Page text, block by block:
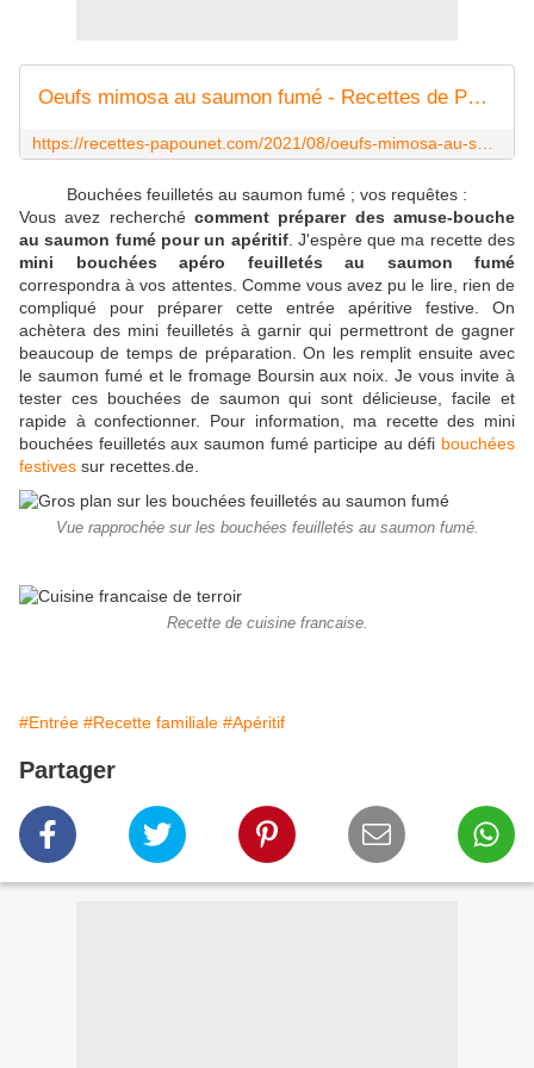
Oeufs mimosa au saumon fumé - Recettes de Papounet
Bouchées feuilletés au saumon fumé ; vos requêtes :
Vous avez recherché comment préparer des amuse-bouche
au saumon fumé pour un apéritif. J'espère que ma recette des
mini bouchées apéro feuilletés au saumon fumé
correspondra à vos attentes. Comme vous avez pu le lire, rien de
compliqué pour préparer cette entrée apéritive festive. On
achètera des mini feuilletés à garnir qui permettront de gagner
beaucoup de temps de préparation. On les remplit ensuite avec
le saumon fumé et le fromage Boursin aux noix. Je vous invite à
tester ces bouchées de saumon qui sont délicieuse, facile et
rapide à confectionner. Pour information, ma recette des mini
bouchées feuilletés aux saumon fumé participe au défi bouchées
festives sur recettes.de.
Vue rapprochée sur les bouchées feuilletés au saumon fumé.
Recette de cuisine francaise.
#Entrée #Recette familiale #Apéritif
Partager